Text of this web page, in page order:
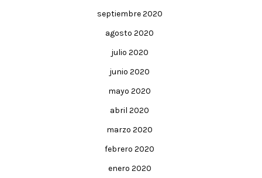
septiembre 2020
agosto 2020
julio 2020
junio 2020
mayo 2020
abril 2020
marzo 2020
febrero 2020
enero 2020